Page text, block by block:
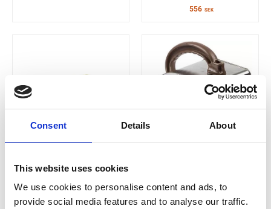
Consent Details About
This website uses cookies
We use cookies to personalise content and ads, to
provide social media features and to analyse our traffic.
556 SEK
Decolistskiva / Svärd
Från634,01 SEK 1 040SEK